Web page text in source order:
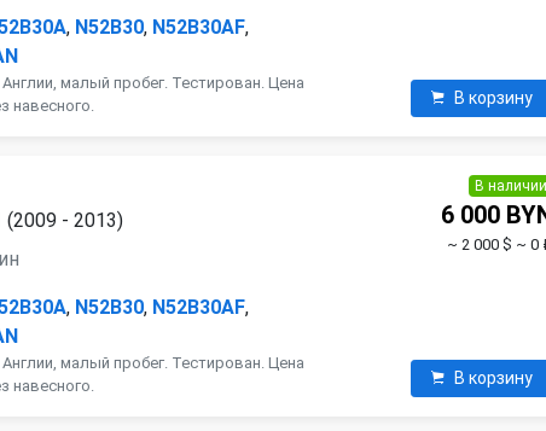
, N52B30, N52B30AF,
малый пробег. Тестирован. Цена
навесного.
В корзину
(2009 - 2013)
, N52B30, N52B30AF,
малый пробег. Тестирован. Цена
навесного.
В наличии
6 000
~ 2 000 $ ~ 0
В корзину